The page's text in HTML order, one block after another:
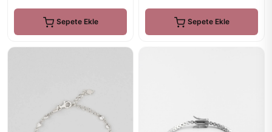
Sepete Ekle Sepete Ekle